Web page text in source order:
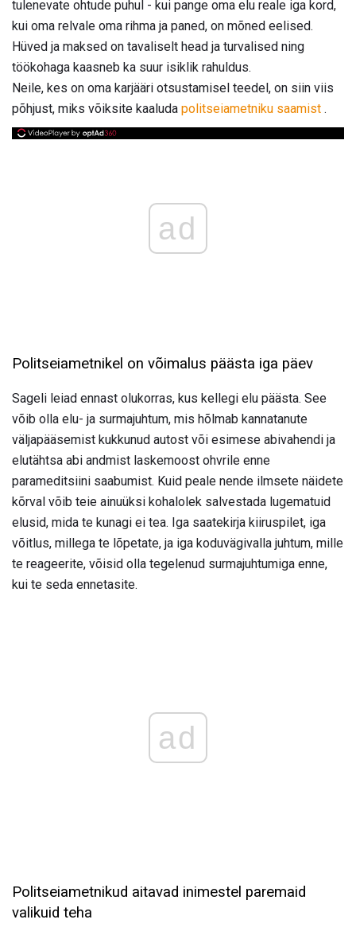
tulenevate ohtude puhul - kui pange oma elu reale iga kord,
kui oma relvale oma rihma ja paned, on mõned eelised.
Hüved ja maksed on tavaliselt head ja turvalised ning
töökohaga kaasneb ka suur isiklik rahuldus.
Neile, kes on oma karjääri otsustamisel teedel, on siin viis
põhjust, miks võiksite kaaluda politseiametniku saamist .
ad
Politseiametnikel on võimalus päästa iga päev
Sageli leiad ennast olukorras, kus kellegi elu päästa. See
võib olla elu- ja surmajuhtum, mis hõlmab kannatanute
väljapääsemist kukkunud autost või esimese abivahendi ja
elutähtsa abi andmist laskemoost ohvrile enne
parameditsiini saabumist. Kuid peale nende ilmsete näidete
kõrval võib teie ainuüksi kohalolek salvestada lugematuid
elusid, mida te kunagi ei tea. Iga saatekirja kiiruspilet, iga
võitlus, millega te lõpetate, ja iga koduvägivalla juhtum, mille
te reageerite, võisid olla tegelenud surmajuhtumiga enne,
kui te seda ennetasite.
ad
Politseiametnikud aitavad inimestel paremaid
valikuid teha